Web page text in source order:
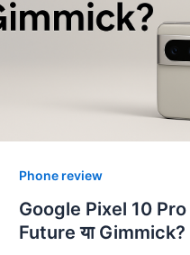
Phone review
Google Pixel 10
Future या Gimmick?